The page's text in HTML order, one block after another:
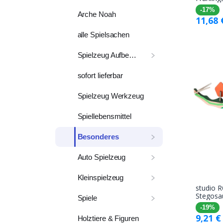
Arche Noah
alle Spielsachen
Spielzeug Aufbewahrung
sofort lieferbar
Spielzeug Werkzeug
Spiellebensmittel
Besonderes
Auto Spielzeug
Kleinspielzeug
Spiele
Holztiere & Figuren
-17%
11,68
studio
-19%
9,21 €